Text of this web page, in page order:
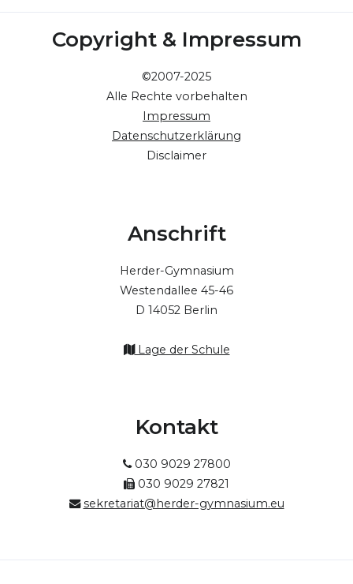
Copyright & Impressum
©2007-2025
Alle Rechte vorbehalten
Impressum
Datenschutzerklärung
Disclaimer
Anschrift
Herder-Gymnasium
Westendallee 45-46
D 14052 Berlin
Lage der Schule
Kontakt
030 9029 27800
030 9029 27821
sekretariat@herder-gymnasium.eu